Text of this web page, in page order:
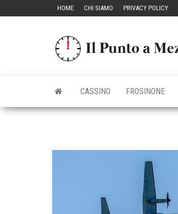
HOME CHI SIAMO PRIVACY POLICY
CASSINO FROSINONE